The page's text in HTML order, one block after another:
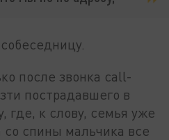
после звонка call-
пострадавшего в
где, к слову, семья уже
спины мальчика все